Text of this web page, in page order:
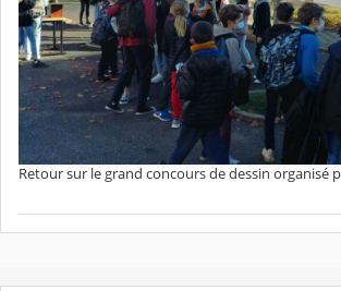
Retour sur le grand concours de dessin organisé